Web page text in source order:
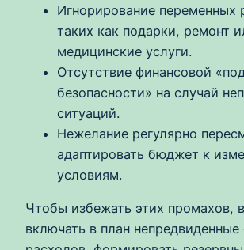
Игнорирование переменных
таких как подарки, ремонт
медицинские услуги.
Отсутствие финансовой
безопасности» на случай
ситуаций.
Нежелание регулярно
адаптировать бюджет к
условиям.
Чтобы избежать этих промахов,
включать в план непредвиденные